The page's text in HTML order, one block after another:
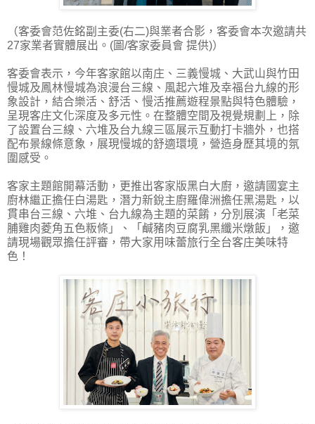
（客委會范佐銘副主委(右二)與業者合影，客委會本次邀請共
27家業者實體展出。(圖/客家委員會 提供)）
客委會表示，今年客家館以南庄、三義慢城、大武山與竹田
慢城及鳳林慢城為浪漫台三線、風起六堆及幸福台九線的形
象設計，結合樂活、舒活、慢活推薦遊程景點與特色體驗，
呈現客庄文化深度及多元性。在整體空間及視覺規劃上，除
了設置台三線、六堆及台九線三區展示互動打卡牆外，也搭
配布景線條意象，展現慢城的舒適環境，營造身歷其境的氛
圍感受。
客家主題館開幕活動，更推出客家版黑白大廚，邀請國宴主
廚林繼正擔任白湯匙，潛力新銳主廚羅偉洲擔任黑湯匙，以
貫串台三線、六堆、台九線為主題的菜餚，分別展演「老菜
脯雞肉菱角五色粄條」、「鹹豬肉豆腐乳黑纖米燉飯」，邀
請現場觀眾擔任評審，帶大家用味蕾旅行全台客庄美味特
色！